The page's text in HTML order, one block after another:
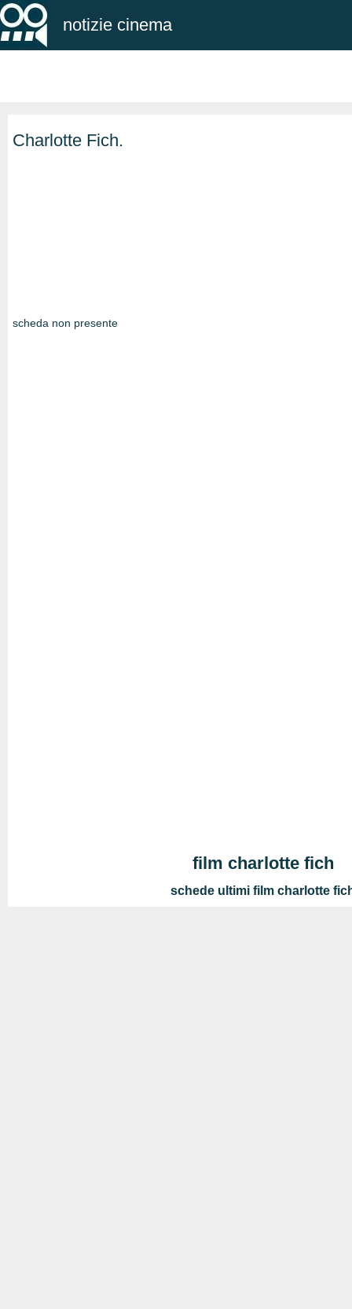
notizie cinema
Charlotte Fich.
scheda non presente
film charlotte fich
schede ultimi film charlotte